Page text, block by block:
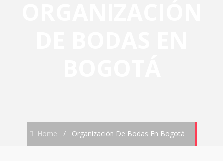
Home / Organización De Bodas En Bogotá